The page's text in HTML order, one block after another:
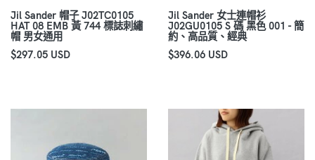
Jil Sander 帽子 J02TC0105
HAT 08 EMB 黃 744 標誌刺繡
帽 男女通用
$297.05 USD
Jil Sander 女士連帽衫
J02GU0105 S 碼 黑色 001 - 簡
約、高品質、經典
$396.06 USD